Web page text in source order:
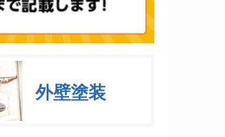
外壁塗装